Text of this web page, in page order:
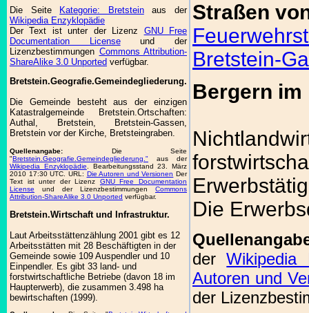
Die Seite Kategorie: Bretsteinaus der
Wikipedia Enzyklopädie
Der Text ist unter der Lizenz GNU Free
Documentation Licenseund der
Lizenzbestimmungen Commons Attribution-
ShareAlike 3.0 Unported verfügbar.
Bretstein.Geografie.Gemeindegliederung.
Die Gemeinde besteht aus der einzigen
Katastralgemeinde Bretstein.Ortschaften:
Authal, Bretstein, Bretstein-Gassen,
Bretstein vor der Kirche, Bretsteingraben.
Quellenangabe:
Die Seite
"Bretstein.Geografie.Gemeindegliederung." aus der
Wikipedia Enzyklopädie. Bearbeitungsstand 23. März
2010 17:30 UTC. URL: Die Autoren und Versionen Der
Text ist unter der Lizenz GNU Free Documentation
License und der Lizenzbestimmungen Commons
Attribution-ShareAlike 3.0 Unported verfügbar.
Bretstein.Wirtschaft und Infrastruktur.
Laut Arbeitsstättenzählung 2001 gibt es 12
Arbeitsstätten mit 28 Beschäftigten in der
Gemeinde sowie 109 Auspendler und 10
Einpendler. Es gibt 33 land- und
forstwirtschaftliche Betriebe (davon 18 im
Haupterwerb), die zusammen 3.498 ha
bewirtschaften (1999).
Straßen
Bretstein-
Bergern
Die
derWikipedia
Autoren und
der